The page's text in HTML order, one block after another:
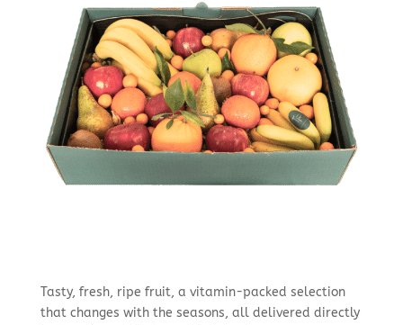
Tasty, fresh, ripe fruit, a vitamin-packed selection
that changes with the seasons, all delivered directly